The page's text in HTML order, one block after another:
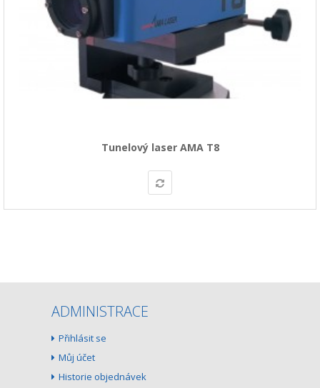
Tunelový laser AMA T8
ADMINISTRACE
Přihlásit se
Můj účet
Historie objednávek